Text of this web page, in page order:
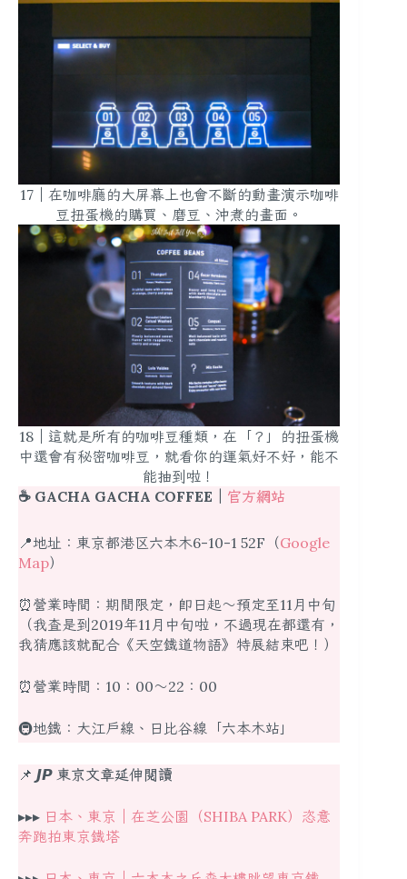
17｜在咖啡廳的大屏幕上也會不斷的動畫演示咖啡
豆扭蛋機的購買、磨豆、沖煮的畫面。
18｜這就是所有的咖啡豆種類，在「？」的扭蛋機
中還會有秘密咖啡豆，就看你的運氣好不好，能不
能抽到啦！
☕️ GACHA GACHA COFFEE｜ 官方網站
📍地址：東京都港区六本木6-10-1 52F（Google
Map）
⏰營業時間：期間限定，即日起～預定至11月中旬
（我查是到2019年11月中旬啦，不過現在都還有，
我猜應該就配合《天空鐵道物語》特展結束吧！）
⏰營業時間：10：00～22：00
🚇地鐵：大江戶線、日比谷線「六本木站」
📌 𝙅𝙋 東京文章延伸閱讀
▸▸▸ 日本、東京｜在芝公園（SHIBA PARK）恣意
奔跑拍東京鐵塔